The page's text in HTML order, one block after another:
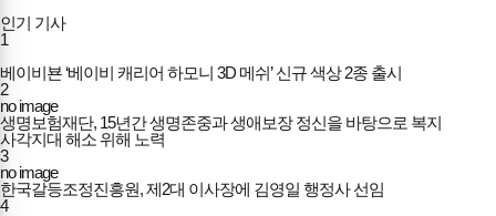
인기 기사
1
베이비뵨 ‘베이비 캐리어 하모니 3D 메쉬’ 신규 색상 2종 출시
2
no image
생명보험재단, 15년간 생명존중과 생애보장 정신을 바탕으로 복지
사각지대 해소 위해 노력
3
no image
한국갈등조정진흥원, 제2대 이사장에 김영일 행정사 선임
4